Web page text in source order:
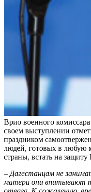
Врио военного
своем выступлении
праздником
людей, готовых в любую
страны, встать на
– Дагестанцам не
матери они впитывают